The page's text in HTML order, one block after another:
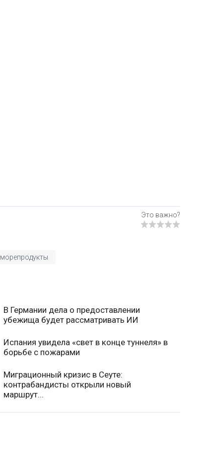
морепродукты
В Германии дела о предоставлении
убежища будет рассматривать ИИ
Испания увидела «свет в конце туннеля» в
борьбе с пожарами
Миграционный кризис в Сеуте:
контрабандисты открыли новый
маршрут...